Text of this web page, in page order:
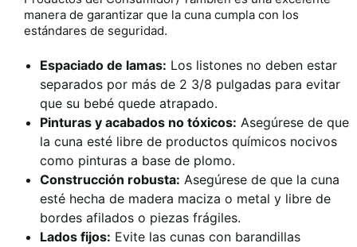
manera de garantizar que la cuna cumpla con los
estándares de seguridad.
Espaciado de lamas: Los listones no deben estar
separados por más de 2 3/8 pulgadas para evitar
que su bebé quede atrapado.
Pinturas y acabados no tóxicos: Asegúrese de que
la cuna esté libre de productos químicos nocivos
como pinturas a base de plomo.
Construcción robusta: Asegúrese de que la cuna
esté hecha de madera maciza o metal y libre de
bordes afilados o piezas frágiles.
Lados fijos: Evite las cunas con barandillas